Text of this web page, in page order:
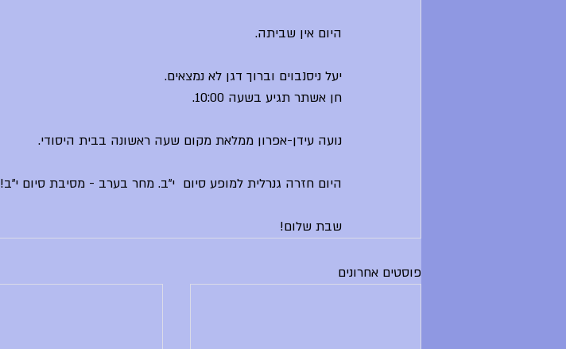
היום אין שביתה.
יעל ניסנבוים וברוך דגן לא נמצאים.
חן אשתר תגיע בשעה 10:00.
נועה עידן-אפרון ממלאת מקום שעה ראשונה בבית היסודי.
היום חזרה גנרלית למופע סיום  י"ב. מחר בערב - מסיבת סיום י"ב!
שבת שלום!
פוסטים אחרונים